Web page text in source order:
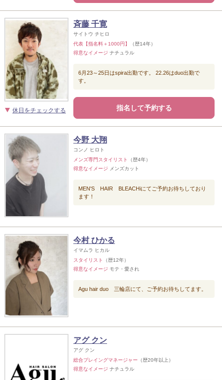
休日をチェックする
斉藤 千寛
サイトウ チヒロ
代表【指名料＋1000円】
（歴14年）
得意なイメージ ナチュラル
6月23～25日はspira出勤です。 22.26はduo出勤で
す。
指名して予約する
今野 大翔
コンノ ヒロト
メンズ専門スタイリスト
（歴4年）
得意なイメージ メンズカット
MEN'S HAIR BLEACHiにてご予約お待ちしており
ます！
今村 ひかる
イマムラ ヒカル
スタイリスト
（歴12年）
得意なイメージ モテ・愛され
Agu hair duo 三輪店にて、ご予約お待ちしてます。
アグ クン
アグ クン
総合プレイングマネージャー （歴20年以上）
得意なイメージ ナチュラル